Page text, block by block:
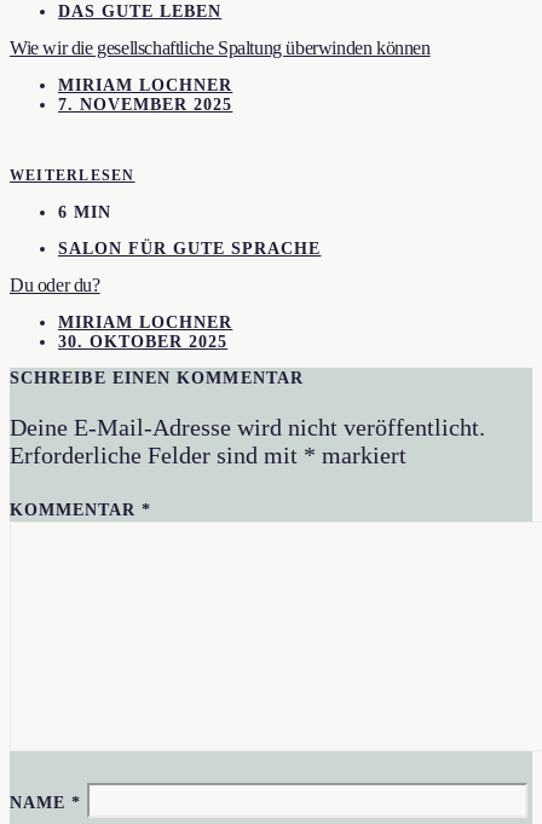
DAS GUTE LEBEN
Wie wir die gesellschaftliche Spaltung überwinden können
MIRIAM LOCHNER
7. NOVEMBER 2025
WEITERLESEN
6 MIN
SALON FÜR GUTE SPRACHE
Du oder du?
MIRIAM LOCHNER
30. OKTOBER 2025
SCHREIBE EINEN KOMMENTAR
Deine E-Mail-Adresse wird nicht veröffentlicht.
Erforderliche Felder sind mit * markiert
KOMMENTAR*
NAME*